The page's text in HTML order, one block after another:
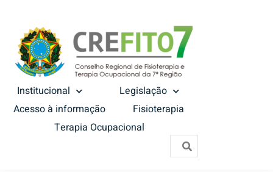
Institucional
Legislação
Acesso à informação
Fisioterapia
Terapia Ocupacional